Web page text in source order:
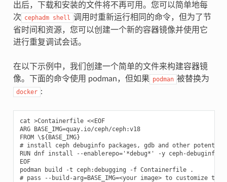
出后，下载和安装的文件将不再可用。您可以简单地每
次 cephadm shell 调用时重新运行相同的命令，但为了节
省时间和资源，您可以创建一个新的容器镜像并使用它
进行重复调试会话。
在以下示例中，我们创建一个简单的文件来构建容器镜
像。下面的命令使用 podman，但如果 podman 被替换为
docker :
cat >Containerfile <<EOF
ARG BASE_IMG=quay.io/ceph/ceph:v18
FROM \${BASE_IMG}
# install ceph debuginfo packages, gdb and other
RUN dnf install --enablerepo='*debug*' -y ceph-debuginfo
EOF
podman build -t ceph:debugging -f Containerfile .